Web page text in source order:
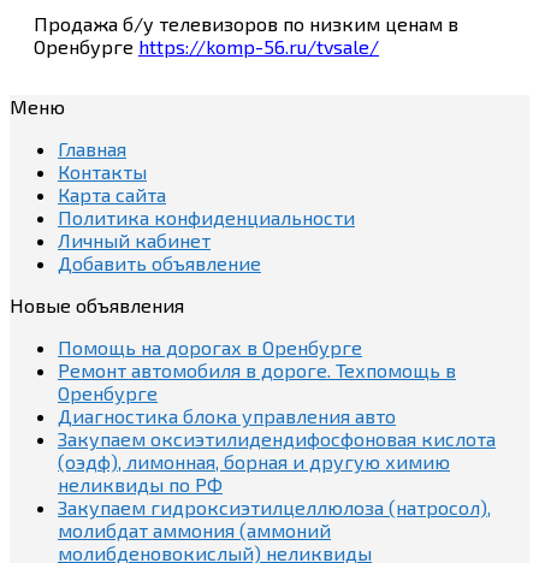
Продажа б/у телевизоров по низким ценам в
Оренбурге https://komp-56.ru/tvsale/
Меню
Главная
Контакты
Карта сайта
Политика конфиденциальности
Личный кабинет
Добавить объявление
Новые объявления
Помощь на дорогах в Оренбурге
Ремонт автомобиля в дороге. Техпомощь в
Оренбурге
Диагностика блока управления авто
Закупаем оксиэтилидендифосфоновая кислота
(оэдф), лимонная, борная и другую химию
неликвиды по РФ
Закупаем гидроксиэтилцеллюлоза (натросол),
молибдат аммония (аммоний
молибденовокислый) неликвиды